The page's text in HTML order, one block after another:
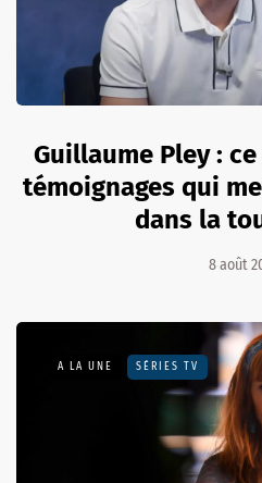
Guillaume Pley :
témoignages qui
dans la
8 août
A LA UNE SÉRIES TV